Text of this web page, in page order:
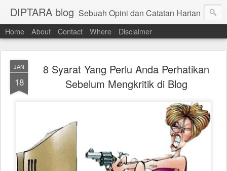
DIPTARA blog Sebuah Opini dan Catatan Harian
Home About Contact Where Disclaimer
JAN
18
8 Syarat Yang Perlu Anda Perhatikan
Sebelum Mengkritik di Blog